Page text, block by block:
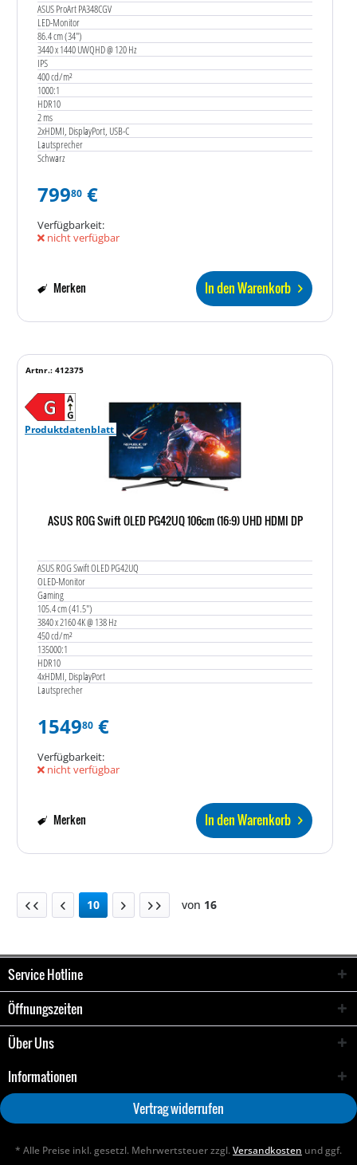
ASUS ProArt PA348CGV
LED-Monitor
86.4 cm (34")
3440 x 1440 UWQHD @ 120 Hz
IPS
400 cd/m²
1000:1
HDR10
2 ms
2xHDMI, DisplayPort, USB-C
Lautsprecher
Schwarz
79980 €
Verfügbarkeit:
nicht verfügbar
In den Warenkorb
Merken
Produktdatenblatt
ASUS ROG Swift OLED PG42UQ 106cm (16:9) UHD HDMI DP
ASUS ROG Swift OLED PG42UQ
OLED-Monitor
Gaming
105.4 cm (41.5")
3840 x 2160 4K @ 138 Hz
450 cd/m²
135000:1
HDR10
4xHDMI, DisplayPort
Lautsprecher
Artnr.: 412375
154980 €
Verfügbarkeit:
nicht verfügbar
In den Warenkorb
Merken
10 von 16
Service Hotline
Öffnungszeiten
Über Uns
Informationen
Vertrag widerrufen
* Alle Preise inkl. gesetzl. Mehrwertsteuer zzgl.Versandkosten und ggf.